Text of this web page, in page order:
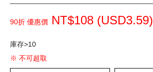
90折 優惠價 NT$108 (USD3.59)
庫存>10
※ 不可超取